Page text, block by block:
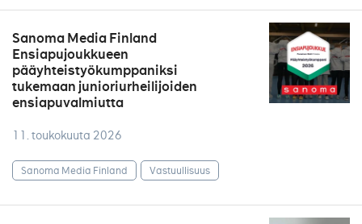
Sanoma Media Finland
Ensiapujoukkueen
pääyhteistyökumppaniksi
tukemaan junioriurheilijoiden
ensiapuvalmiutta
11. toukokuuta 2026
Sanoma Media Finland Vastuullisuus